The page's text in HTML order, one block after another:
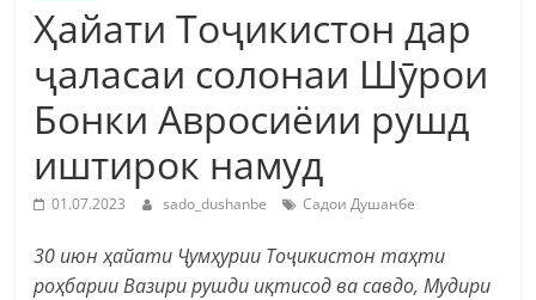
Ҳайати Тоҷикистон дар
ҷаласаи солонаи Шӯрои
Бонки Авросиёии рушд
иштирок намуд
01.07.2023 sado_dushanbe Садои Душанбе
30 июн ҳайати Ҷумҳурии Тоҷикистон таҳти
роҳбарии Вазири рушди иқтисод ва савдо, Мудири